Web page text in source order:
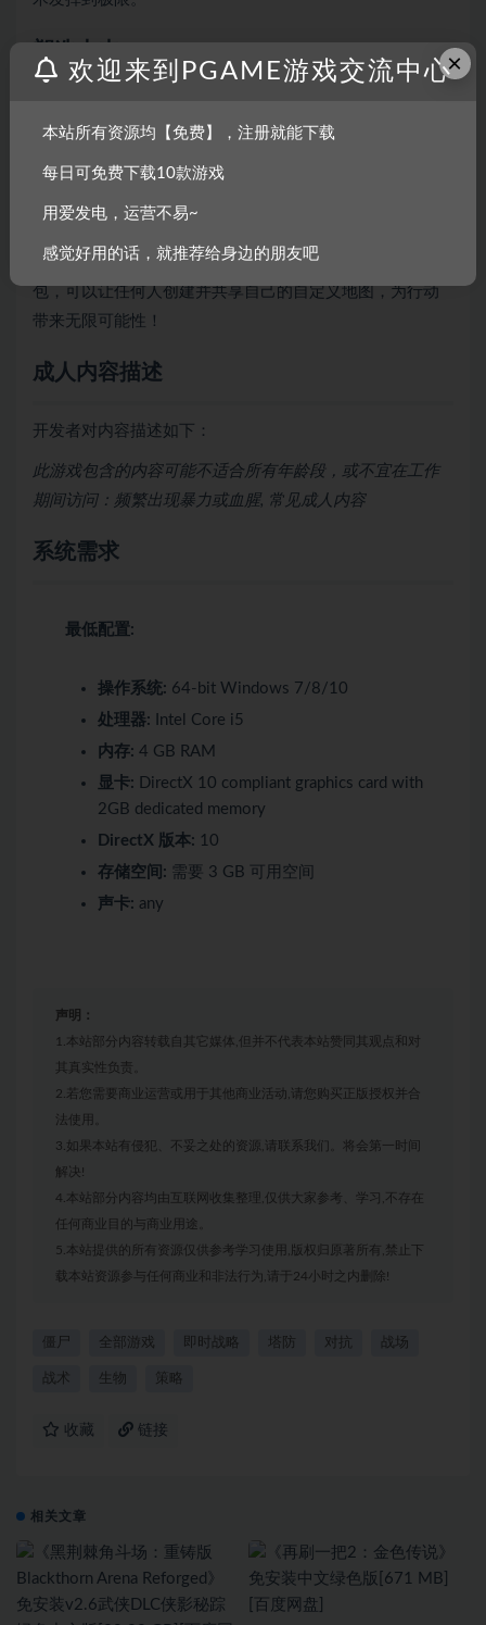
塑造未来
MarZ 的“火星地形”关卡编辑器是一个直观的地图创建工具
包，可以让任何人创建并共享自己的自定义地图，为行动
带来无限可能性！
成人内容描述
开发者对内容描述如下：
此游戏包含的内容可能不适合所有年龄段，或不宜在工作
期间访问：频繁出现暴力或血腥, 常见成人内容
系统需求
最低配置:
操作系统: 64-bit Windows 7/8/10
处理器: Intel Core i5
内存: 4 GB RAM
显卡: DirectX 10 compliant graphics card with
2GB dedicated memory
DirectX 版本: 10
存储空间: 需要 3 GB 可用空间
声卡: any
声明：
1.本站部分内容转载自其它媒体,但并不代表本站赞同其观点和对
其真实性负责。
2.若您需要商业运营或用于其他商业活动,请您购买正版授权并合
法使用。
3.如果本站有侵犯、不妥之处的资源,请联系我们。将会第一时间
解决!
4.本站部分内容均由互联网收集整理,仅供大家参考、学习,不存在
任何商业目的与商业用途。
5.本站提供的所有资源仅供参考学习使用,版权归原著所有,禁止下
载本站资源参与任何商业和非法行为,请于24小时之内删除!
僵尸 全部游戏 即时战略 塔防 对抗 战场
战术 生物 策略
收藏 链接
相关文章
×
欢迎来到PGAME游戏交流中心
本站所有资源均【免费】，注册就能下载
每日可免费下载10款游戏
用爱发电，运营不易~
感觉好用的话，就推荐给身边的朋友吧